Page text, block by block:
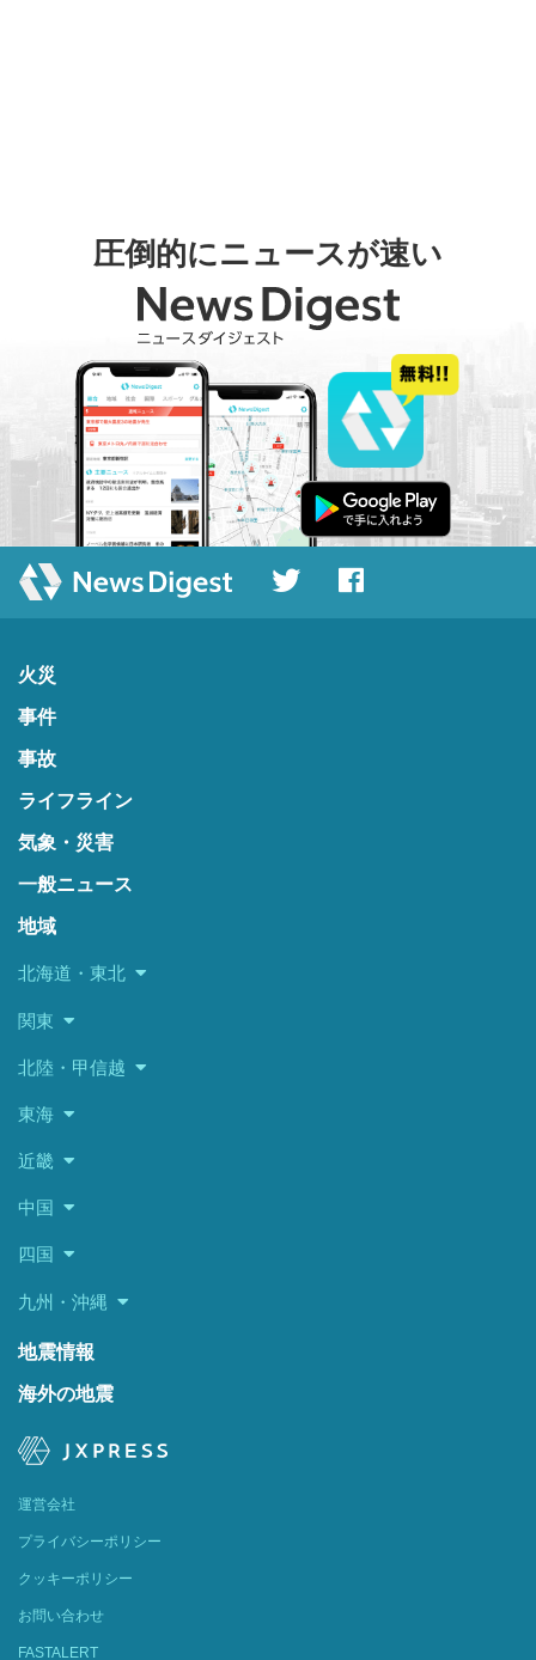
圧倒的にニュースが速い
火災
事件
事故
ライフライン
気象・災害
一般ニュース
地域
北海道・東北
関東
北陸・甲信越
東海
近畿
中国
四国
九州・沖縄
地震情報
海外の地震
運営会社
プライバシーポリシー
クッキーポリシー
お問い合わせ
FASTALERT